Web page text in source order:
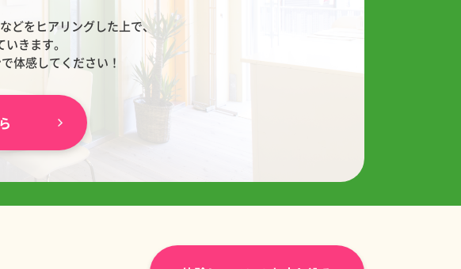
どをヒアリングした上で、
きます。
体感してください！